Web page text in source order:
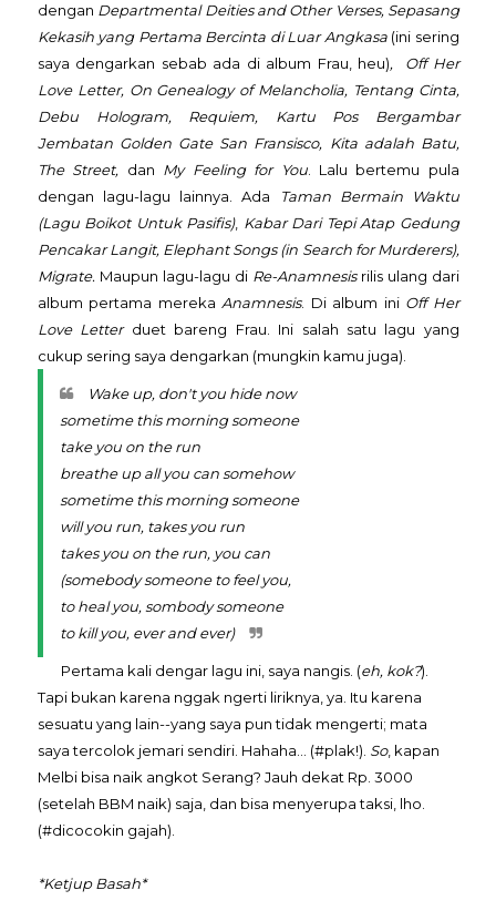
dengan Departmental Deities and Other Verses, Sepasang
Kekasih yang Pertama Bercinta di Luar Angkasa (ini sering
saya dengarkan sebab ada di album Frau, heu), Off Her
Love Letter, On Genealogy of Melancholia, Tentang Cinta,
Debu Hologram, Requiem, Kartu Pos Bergambar
Jembatan Golden Gate San Fransisco, Kita adalah Batu,
The Street, dan My Feeling for You. Lalu bertemu pula
dengan lagu-lagu lainnya. Ada
Taman Bermain Waktu
(Lagu Boikot Untuk Pasifis), Kabar Dari Tepi Atap Gedung
Pencakar Langit, Elephant Songs (in Search for Murderers),
Migrate. Maupun lagu-lagu di Re-Anamnesisrilis ulang dari
album pertama mereka Anamnesis. Di album ini Off Her
Love Letterduet bareng Frau. Ini salah satu lagu yang
cukup sering saya dengarkan (mungkin kamu juga).
Wake up, don't you hide now
sometime this morning someone
take you on the run
breathe up all you can somehow
sometime this morning someone
will you run, takes you run
takes you on the run, you can
(somebody someone to feel you,
to heal you, sombody someone
to kill you, ever and ever)
Pertama kali dengar lagu ini, saya nangis. (eh, kok?).
Tapi bukan karena nggak ngerti liriknya, ya. Itu karena
sesuatu yang lain--yang saya pun tidak mengerti; mata
saya tercolok jemari sendiri. Hahaha... (#plak!). So, kapan
Melbi bisa naik angkot Serang? Jauh dekat Rp. 3000
(setelah BBM naik) saja, dan bisa menyerupa taksi, lho.
(#dicocokin gajah).
*Ketjup Basah*